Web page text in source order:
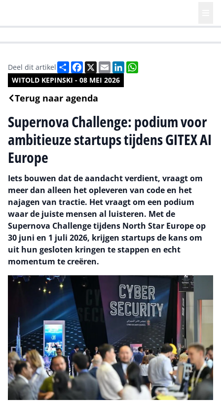
WITOLD KEPINSKI - 08 MEI 2026
Deel dit artikel DeelFacebook
X EmailLinkedIn
Terug naar agenda
Supernova Challenge: podium voor
ambitieuze startups tijdens GITEX AI
Europe
Iets bouwen dat de aandacht verdient, vraagt om
meer dan alleen het opleveren van code en het
najagen van tractie. Het vraagt om een podium
waar de juiste mensen al luisteren. Met de
Supernova Challenge tijdens North Star Europe op
30 juni en 1 juli 2026, krijgen startups de kans om
uit hun gesloten kringen te stappen en echt
momentum te creëren.